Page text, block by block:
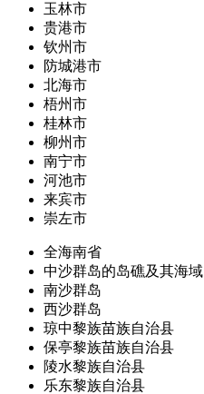
玉林市
贵港市
钦州市
防城港市
北海市
梧州市
桂林市
柳州市
南宁市
河池市
来宾市
崇左市
全海南省
中沙群岛的岛礁及其海域
南沙群岛
西沙群岛
琼中黎族苗族自治县
保亭黎族苗族自治县
陵水黎族自治县
乐东黎族自治县